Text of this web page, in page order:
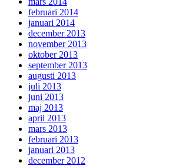
februari 2014
januari 2014
december 2013
november 2013
oktober 2013
september 2013
augusti 2013
juli 2013
juni 2013
maj 2013
april 2013
mars 2013
februari 2013
januari 2013
december 2012